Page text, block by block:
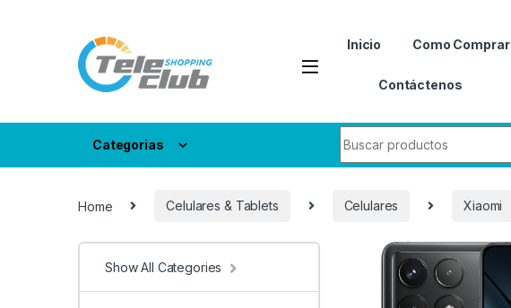
Inicio Como Comprar
Contáctenos
Categorias
Home Celulares & Tablets Celulares Xiaomi
Show All Categories